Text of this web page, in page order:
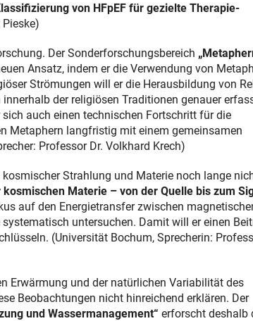
von HFpEF für gezielte Therapie-
Der Sonderforschungsbereich
Ansatz, indem er die Verwendung von
Strömungen will er die Herausbildung von
der religiösen Traditionen genauer
auch einen technischen Fortschritt für die
Metaphern langfristig mit einem gemeinsamen
Professor Dr. Volkhard Krech)
Strahlung und Materie noch lange
kosmischen Materie – von der Quelle bis zum
auf den Energietransfer zwischen
untersuchen. Damit will er einen
(Universität Bochum, Sprecherin:
Erwärmung und der natürlichen Variabilität des
Beobachtungen nicht hinreichend erklären. Der
und Wassermanagement“ erforscht deshalb